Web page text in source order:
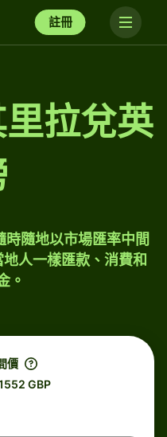
註冊
拉兌英
隨地以市場匯率中間
人一樣匯款、消費和
。
價
GBP